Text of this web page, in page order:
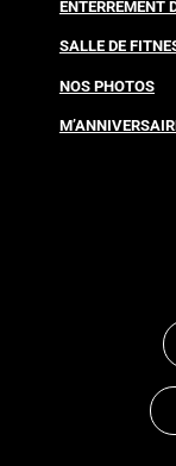
ENTERREMENT
SALLE DE
NOS PHOTOS